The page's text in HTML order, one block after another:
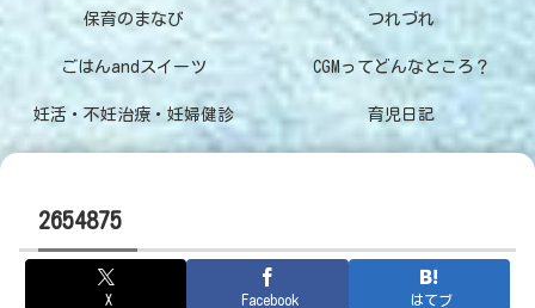
保育のまなび つれづれ
ごはんandスイーツ CGMってどんなところ？
妊活・不妊治療・妊婦健診 育児日記
2654875
X Facebook はてブ